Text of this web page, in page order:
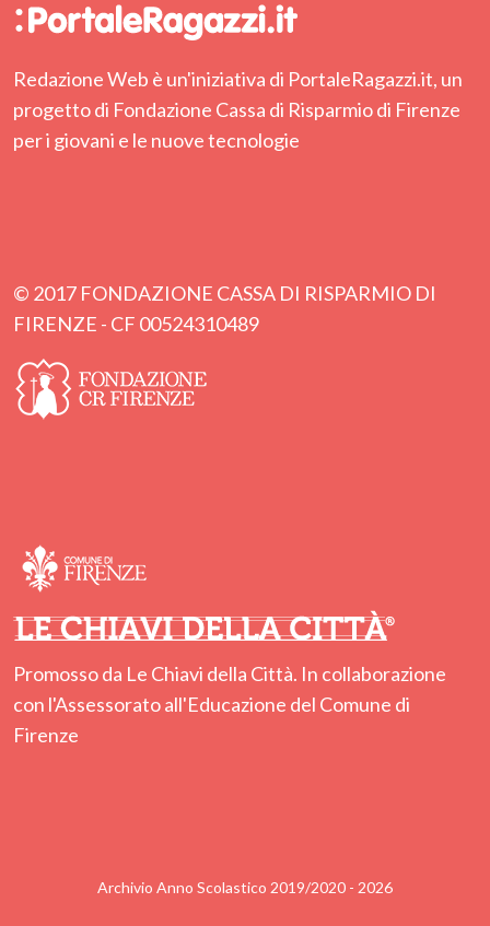
Redazione Web è un'iniziativa di PortaleRagazzi.it, un
progetto di Fondazione Cassa di Risparmio di Firenze
per i giovani e le nuove tecnologie
© 2017 FONDAZIONE CASSA DI RISPARMIO DI
FIRENZE - CF 00524310489
Promosso da Le Chiavi della Città. In collaborazione
con l'Assessorato all'Educazione del Comune di
Firenze
Archivio Anno Scolastico 2019/2020 - 2026